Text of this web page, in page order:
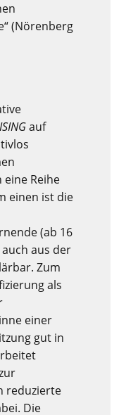
(Nörenberg
auf
eine Reihe
einen ist die
(ab 16
auchaus der
Zum
als
einer
gut in
reduzierte
Die